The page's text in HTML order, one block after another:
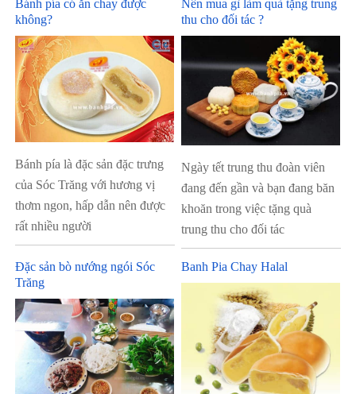
Bánh pía có ăn chay được
không?
Bánh pía là đặc sản đặc trưng
của Sóc Trăng với hương vị
thơm ngon, hấp dẫn nên được
rất nhiều người
Nên mua gì làm quà tặng trung
thu cho đối tác ?
Ngày tết trung thu đoàn viên
đang đến gần và bạn đang băn
khoăn trong việc tặng quà
trung thu cho đối tác
Đặc sản bò nướng ngói Sóc
Trăng
Banh Pia Chay Halal